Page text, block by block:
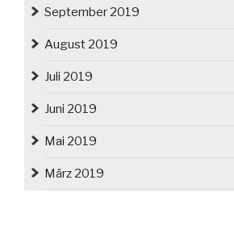
September 2019
August 2019
Juli 2019
Juni 2019
Mai 2019
März 2019